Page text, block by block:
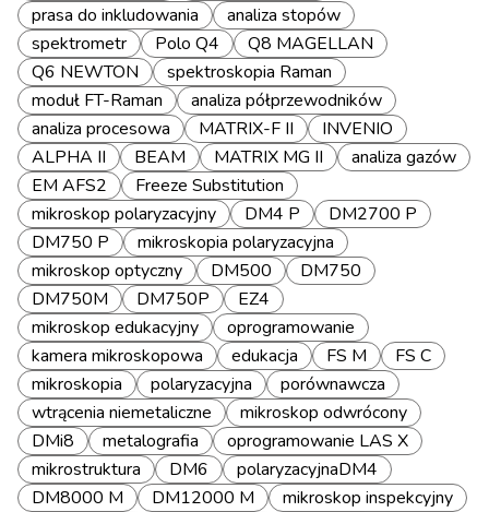
prasa do inkludowania
analiza stopów
spektrometr
Polo Q4
Q8 MAGELLAN
Q6 NEWTON
spektroskopia Raman
moduł FT-Raman
analiza półprzewodników
analiza procesowa
MATRIX-F II
INVENIO
ALPHA II
BEAM MATRIX MG II
analiza gazów
EM AFS2
Freeze Substitution
mikroskop polaryzacyjny
DM4 P
DM2700 P
DM750 P
mikroskopia polaryzacyjna
mikroskop optyczny
DM500
DM750
DM750M
DM750P
EZ4
mikroskop edukacyjny
oprogramowanie
kamera mikroskopowa
edukacja FS M
FS C
mikroskopia
polaryzacyjna
porównawcza
wtrącenia niemetaliczne
mikroskop odwrócony
DMi8
metalografia
oprogramowanie LAS X
mikrostruktura
DM6
polaryzacyjnaDM4
DM8000 M
DM12000 M
mikroskop inspekcyjny